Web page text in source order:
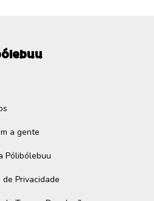
a gente
Pólibólebuu
de Privacidade